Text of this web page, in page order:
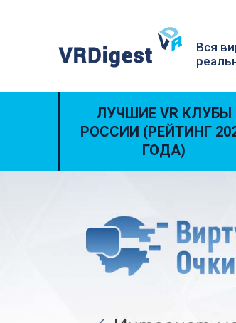
Вся
ЛУЧШИЕ VR КЛУБЫ
РОССИИ (РЕЙТИНГ
ГОДА)